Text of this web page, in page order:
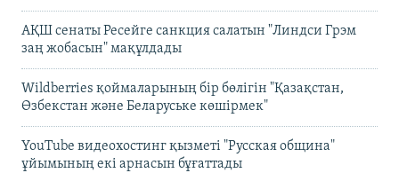
АҚШ сенаты Ресейге санкция салатын "Линдси Грэм
заң жобасын" мақұлдады
Wildberries қоймаларының бір бөлігін "Қазақстан,
Өзбекстан және Беларуське көшірмек"
YouTube видеохостинг қызметі "Русская община"
ұйымының екі арнасын бұғаттады